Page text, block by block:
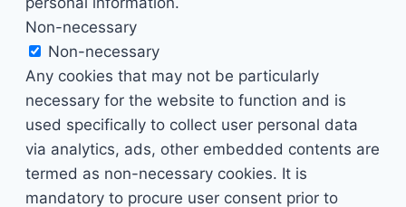
Non-necessary
Non-necessary
Any cookies that may not be particularly
necessary for the website to function and is
used specifically to collect user personal data
via analytics, ads, other embedded contents are
termed as non-necessary cookies. It is
mandatory to procure user consent prior to